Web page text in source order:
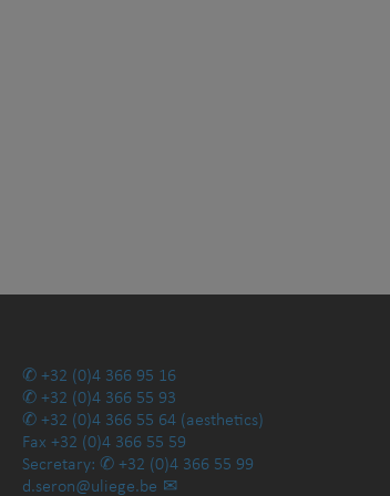
+32 (0)4 366 95 16
+32 (0)4 366 55 93
+32 (0)4 366 55 64 (aesthetics)
Fax +32 (0)4 366 55 59
Secretary:
+32 (0)4 366 55 99
d.seron@uliege.be